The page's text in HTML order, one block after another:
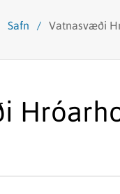
Safn / Vatnasvæði